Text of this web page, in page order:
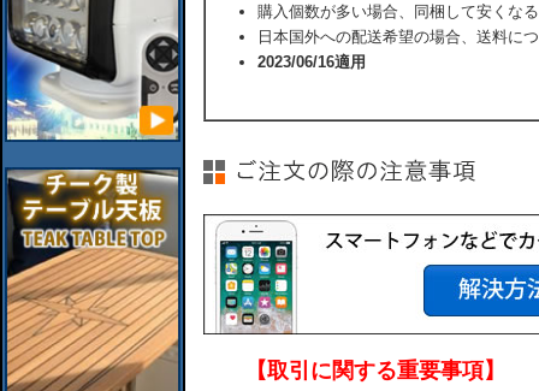
購入個数が多い場合、同梱して安くな
日本国外への配送希望の場合、送料に
2023/06/16適用
【取引に関する重要事項】